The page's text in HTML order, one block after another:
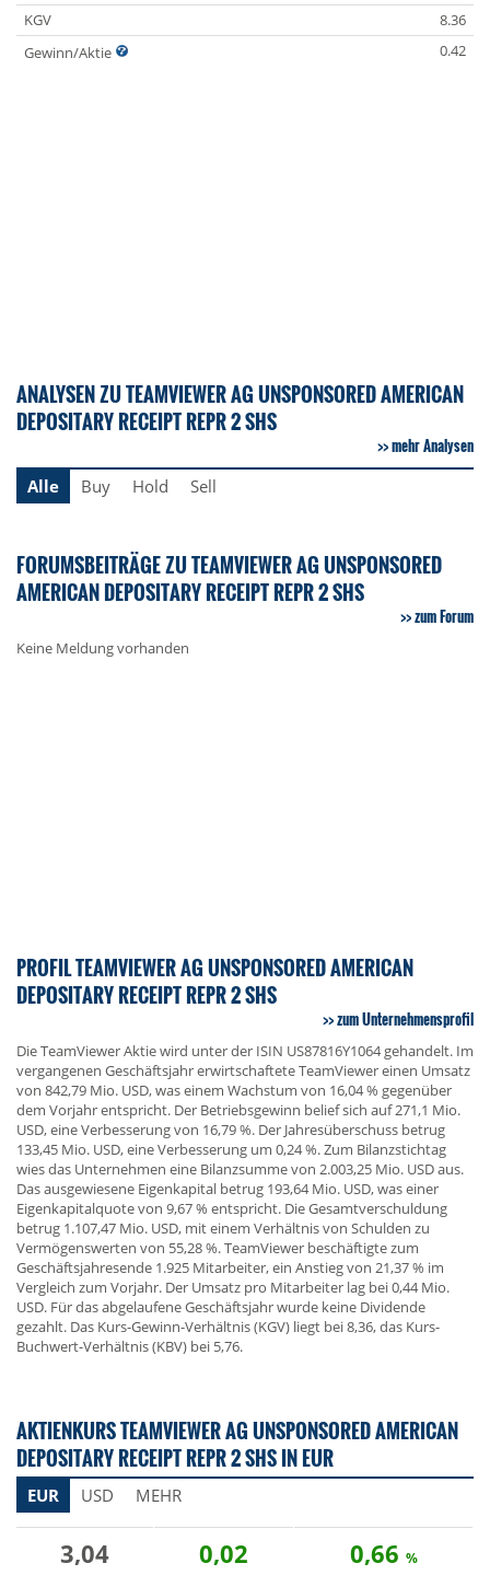
KGV
8.36
Gewinn/Aktie
0.42
ANALYSEN ZU TEAMVIEWER AG UNSPONSORED AMERICAN
DEPOSITARY RECEIPT REPR 2 SHS
mehr Analysen
Alle
Buy Hold Sell
FORUMSBEITRÄGE ZU TEAMVIEWER AG UNSPONSORED
AMERICAN DEPOSITARY RECEIPT REPR 2 SHS
zum Forum
Keine Meldung vorhanden
PROFIL TEAMVIEWER AG UNSPONSORED AMERICAN
DEPOSITARY RECEIPT REPR 2 SHS
zum Unternehmensprofil
Die TeamViewer Aktie wird unter der ISIN US87816Y1064 gehandelt. Im
vergangenen Geschäftsjahr erwirtschaftete TeamViewer einen Umsatz
von 842,79 Mio. USD, was einem Wachstum von 16,04 % gegenüber
dem Vorjahr entspricht. Der Betriebsgewinn belief sich auf 271,1 Mio.
USD, eine Verbesserung von 16,79 %. Der Jahresüberschuss betrug
133,45 Mio. USD, eine Verbesserung um 0,24 %. Zum Bilanzstichtag
wies das Unternehmen eine Bilanzsumme von 2.003,25 Mio. USD aus.
Das ausgewiesene Eigenkapital betrug 193,64 Mio. USD, was einer
Eigenkapitalquote von 9,67 % entspricht. Die Gesamtverschuldung
betrug 1.107,47 Mio. USD, mit einem Verhältnis von Schulden zu
Vermögenswerten von 55,28 %. TeamViewer beschäftigte zum
Geschäftsjahresende 1.925 Mitarbeiter, ein Anstieg von 21,37 % im
Vergleich zum Vorjahr. Der Umsatz pro Mitarbeiter lag bei 0,44 Mio.
USD. Für das abgelaufene Geschäftsjahr wurde keine Dividende
gezahlt. Das Kurs-Gewinn-Verhältnis (KGV) liegt bei 8,36, das Kurs-
Buchwert-Verhältnis (KBV) bei 5,76.
AKTIENKURS TEAMVIEWER AG UNSPONSORED AMERICAN
DEPOSITARY RECEIPT REPR 2 SHS IN EUR
EUR USD MEHR
3,04 0,02 0,66 %